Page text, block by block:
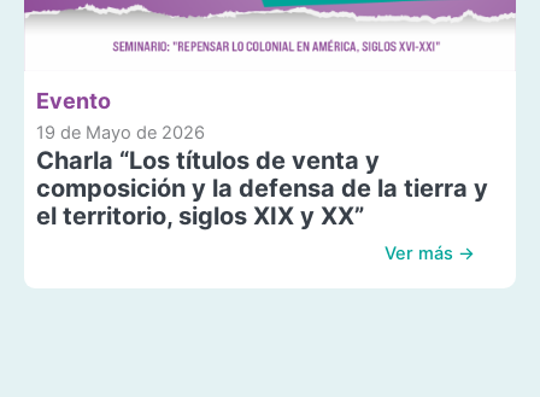
Evento
19 de Mayo de 2026
Charla “Los títulos de venta y
composición y la defensa de la tierra y
el territorio, siglos XIX y XX”
Ver más →